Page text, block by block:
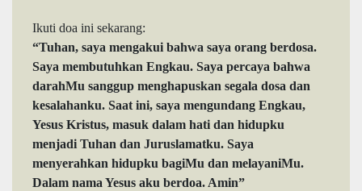
Ikuti doa ini sekarang:
“Tuhan, saya mengakui bahwa saya orang berdosa.
Saya membutuhkan Engkau. Saya percaya bahwa
darahMu sanggup menghapuskan segala dosa dan
kesalahanku. Saat ini, saya mengundang Engkau,
Yesus Kristus, masuk dalam hati dan hidupku
menjadi Tuhan dan Juruslamatku. Saya
menyerahkan hidupku bagiMu dan melayaniMu.
Dalam nama Yesus aku berdoa. Amin”